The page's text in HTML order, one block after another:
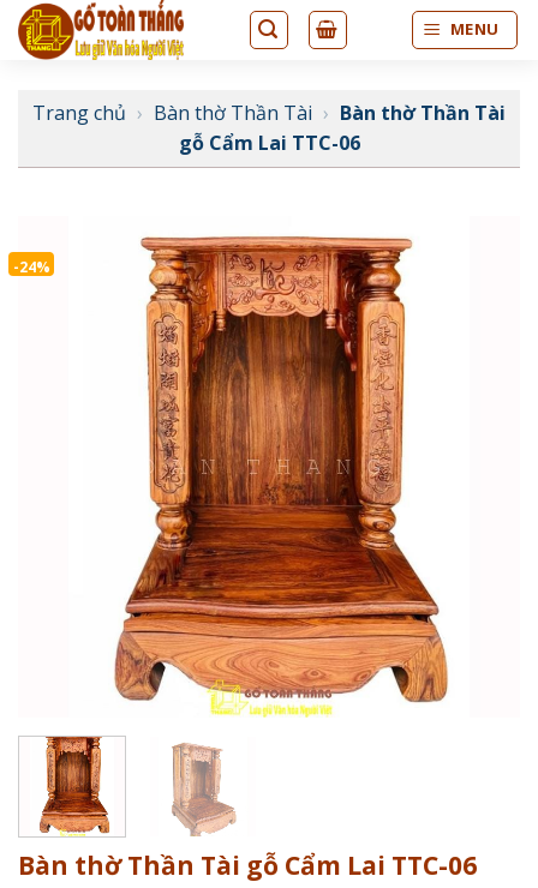
Bỏ
qua
dung
MENU
Trang chủ › Bàn thờ Thần Tài › Bàn thờ Thần Tài
gỗ Cẩm Lai TTC-06
-24%
Bàn thờ Thần Tài gỗ Cẩm Lai TTC-06